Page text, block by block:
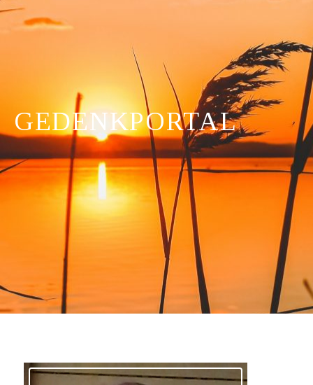
GEDENKPORTAL